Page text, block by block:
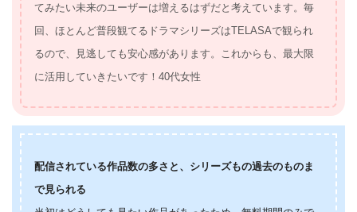
てみたい未来のユーザーは増えるはずだと考えています。毎
回、ほとんど普段観てるドラマシリーズはTELASAで観られ
るので、見逃しても安心感があります。これからも、最大限
に活用していきたいです！40代女性
配信されている作品数の多さと、シリーズもの過去のものま
で見られる